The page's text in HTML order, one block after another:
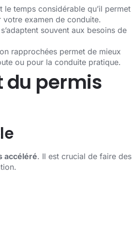
temps considérable qu’il permet
votre examen de conduite.
souvent aux besoins de
rapprochées permet de mieux
ou pour la conduite pratique.
du permis
accéléré. Il est crucial de faire des